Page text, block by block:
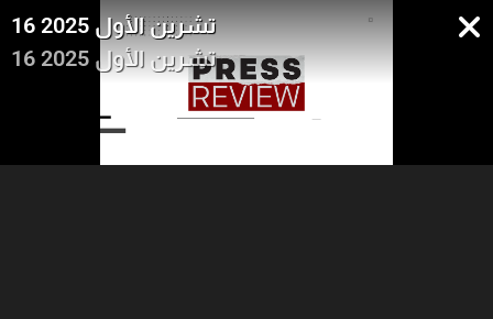
16 تشرين الأول 2025
16 تشرين الأول 2025